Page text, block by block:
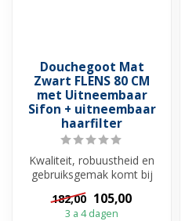
Douchegoot Mat
Zwart FLENS 80 CM
met Uitneembaar
Sifon + uitneembaar
haarfilter
Kwaliteit, robuustheid en
gebruiksgemak komt bij
Mat Zwart...
182,00 105,00
3 a 4 dagen